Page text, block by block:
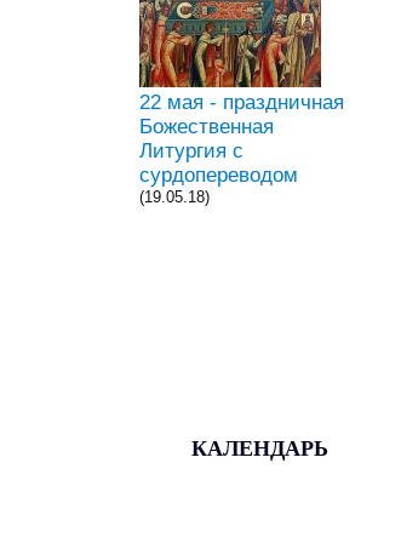
22 мая - праздничная
Божественная
Литургия с
сурдопереводом
(19.05.18)
КАЛЕНДАРЬ